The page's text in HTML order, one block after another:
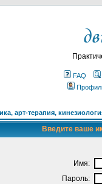
FAQ
арт-терапия,
Введите ваше
Имя:
Пароль: